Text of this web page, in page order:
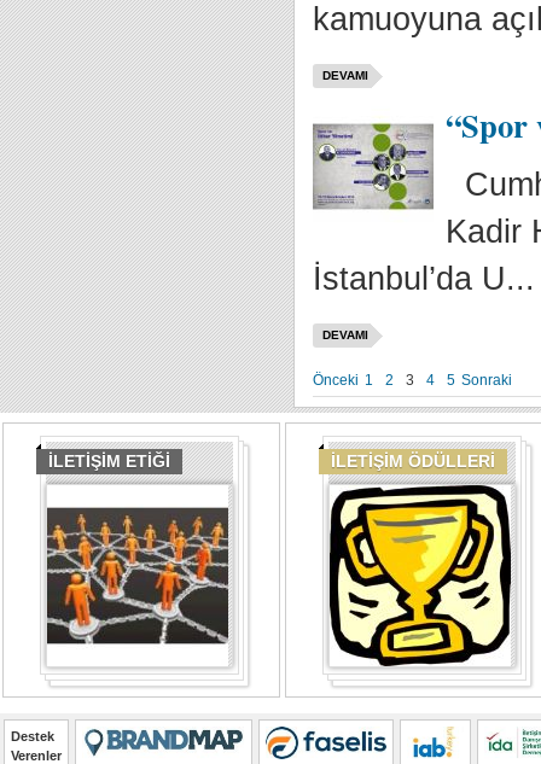
kamuoyuna
DEVAMI
“Spor
Kadir
İstanbul’da U...
DEVAMI
Önceki 1 2 3 4 5 Sonraki
İLETİŞİM ETİĞİ İLETİŞİM ÖDÜLLERİ
Destek
Verenler